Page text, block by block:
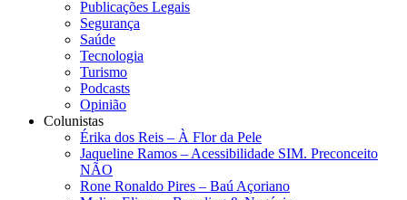
Publicações Legais
Segurança
Saúde
Tecnologia
Turismo
Podcasts
Opinião
Colunistas
Érika dos Reis​ – À Flor da Pele
Jaqueline Ramos – Acessibilidade SIM. Preconceito
NÃO
Rone Ronaldo Pires – Baú Açoriano